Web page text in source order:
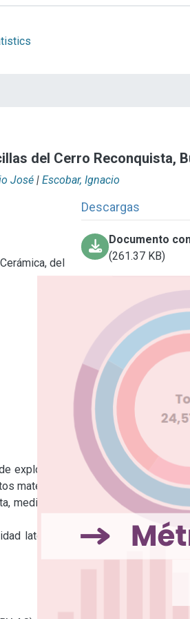
del Cerro Reconquista,
José | Escobar, Ignacio
del
Descargas
Documento
(261.37 KB)
explotación
materiales,
mediante el
lateral de